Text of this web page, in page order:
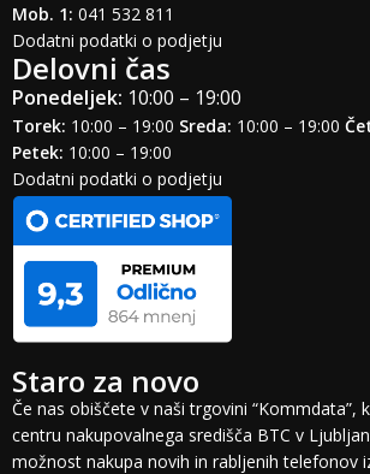
Mob. 1: 041 532 811
Dodatni podatki o podjetju
Delovni čas
Ponedeljek: 10:00 – 19:00
Torek: 10:00 – 19:00 Sreda: 10:00 – 19:00
Petek: 10:00 – 19:00
Dodatni podatki o podjetju
Staro za novo
Če nas obiščete v naši trgovini “Kommdata”,
centru nakupovalnega središča BTC v
možnost nakupa novih in rabljenih telefonov